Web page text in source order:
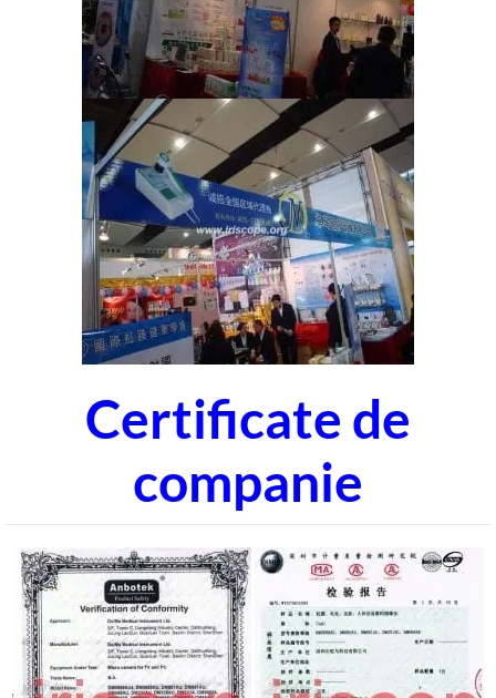
Certificate de
companie